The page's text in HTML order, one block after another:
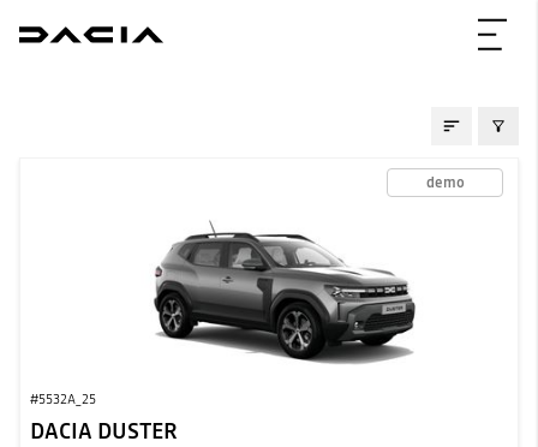
demo
#5532A_25
DACIA DUSTER